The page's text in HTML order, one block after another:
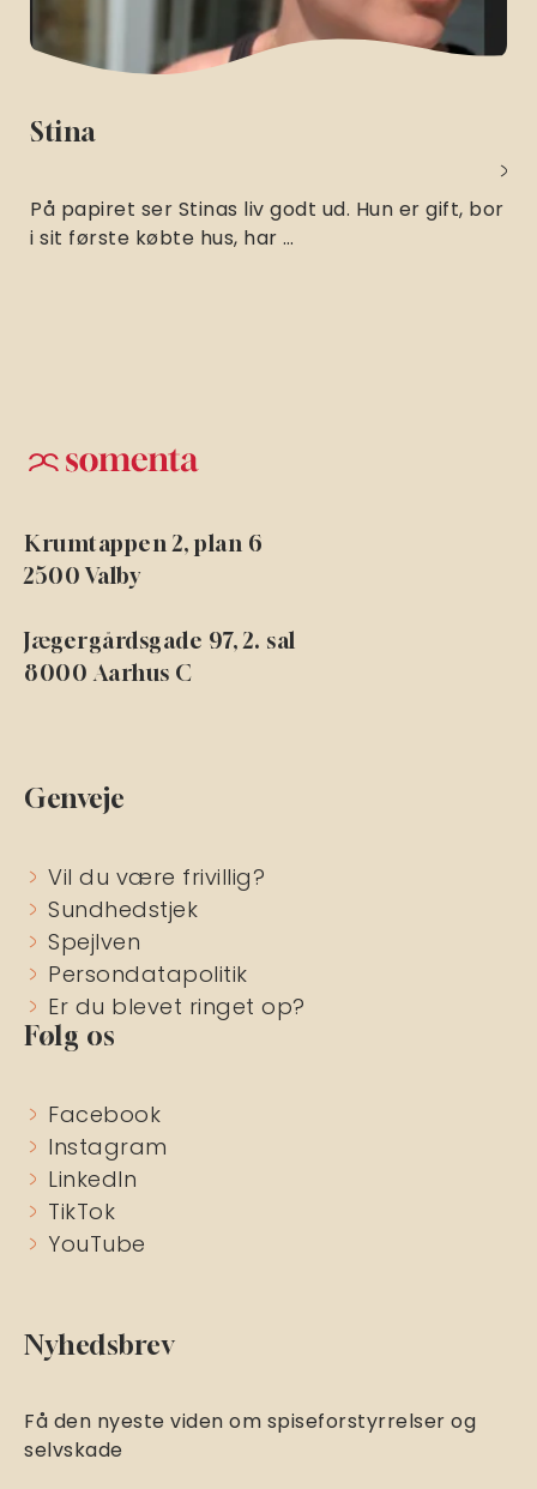
Stina
På papiret ser Stinas liv godt ud. Hun er gift, bor
i sit første købte hus, har …
Krumtappen 2, plan 6
2500 Valby
Jægergårdsgade 97, 2. sal
8000 Aarhus C
Genveje
Vil du være frivillig?
Sundhedstjek
Spejlven
Persondatapolitik
Er du blevet ringet op?
Følg os
Facebook
Instagram
LinkedIn
TikTok
YouTube
Nyhedsbrev
Få den nyeste viden om spiseforstyrrelser og
selvskade